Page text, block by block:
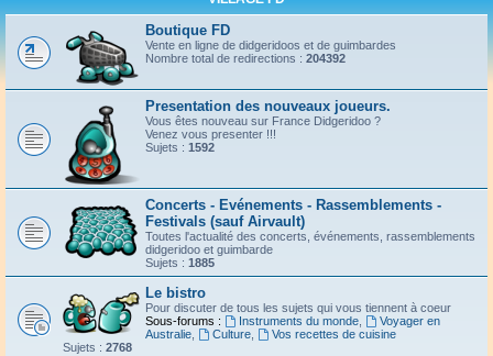
Boutique FD
Vente en ligne de didgeridoos et de guimbardes
Nombre total de redirections : 204392
Presentation des nouveaux joueurs.
Vous êtes nouveau sur France Didgeridoo ?
Venez vous presenter !!!
Sujets : 1592
Concerts - Evénements - Rassemblements -
Festivals (sauf Airvault)
Toutes l'actualité des concerts, événements, rassemblements
didgeridoo et guimbarde
Sujets : 1885
Le bistro
Pour discuter de tous les sujets qui vous tiennent à coeur
Sous-forums :
Instruments du monde,
Voyager en
Australie
Culture,
Vos recettes de cuisine
Sujets : 2768